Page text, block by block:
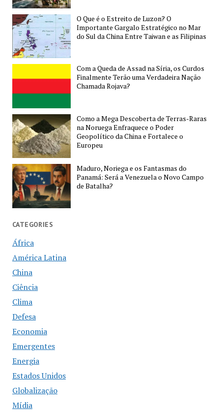
O Que é o Estreito de Luzon? O
Importante Gargalo Estratégico no Mar
do Sul da China Entre Taiwan e as Filipinas
Com a Queda de Assad na Síria, os Curdos
Finalmente Terão uma Verdadeira Nação
Chamada Rojava?
Como a Mega Descoberta de Terras-Raras
na Noruega Enfraquece o Poder
Geopolítico da China e Fortalece o
Europeu
Maduro, Noriega e os Fantasmas do
Panamá: Será a Venezuela o Novo Campo
de Batalha?
CATEGORIES
África
América Latina
China
Ciência
Clima
Defesa
Economia
Emergentes
Energia
Estados Unidos
Globalização
Mídia